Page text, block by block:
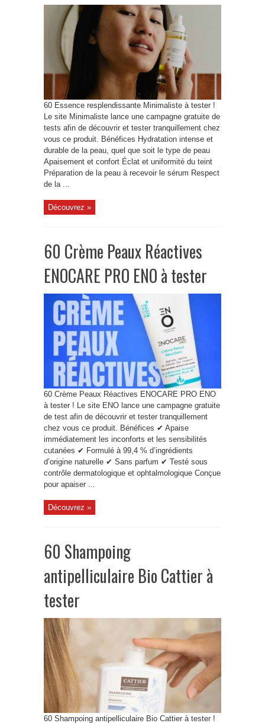
60 Essence resplendissante Minimaliste à tester !
Le site Minimaliste lance une campagne gratuite de
tests afin de découvrir et tester tranquillement chez
vous ce produit. Bénéfices Hydratation intense et
durable de la peau, quel que soit le type de peau
Apaisement et confort Éclat et uniformité du teint
Préparation de la peau à recevoir le sérum Respect
de la ...
Découvrez »
60 Crème Peaux Réactives
ENOCARE PRO ENO à tester
60 Crème Peaux Réactives ENOCARE PRO ENO
à tester ! Le site ENO lance une campagne gratuite
de test afin de découvrir et tester tranquillement
chez vous ce produit. Bénéfices ✔ Apaise
immédiatement les inconforts et les sensibilités
cutanées ✔ Formulé à 99,4 % d’ingrédients
d’origine naturelle ✔ Sans parfum ✔ Testé sous
contrôle dermatologique et ophtalmologique Conçue
pour apaiser ...
Découvrez »
60 Shampoing
antipelliculaire Bio Cattier à
tester
60 Shampoing antipelliculaire Bio Cattier à tester !